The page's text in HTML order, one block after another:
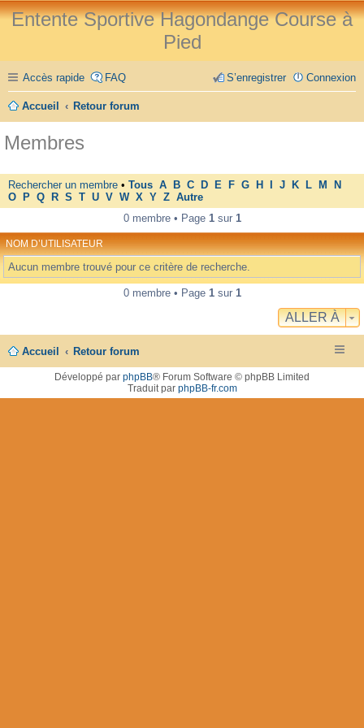
Entente Sportive Hagondange Course à
Pied
Accès rapide FAQ Connexion
S’enregistrer
Accueil Retour forum
Membres
Rechercher un membre • Tous A B C D E F G H J K L M
N
O
P Q R S T U V W X Y Z Autre
0 membre • Page 1sur 1
NOM D’UTILISATEUR
Aucun membre trouvé pour ce critère de recherche.
0 membre • Page 1sur 1
ALLER À
Accueil Retour forum
Développé par phpBB® Forum Software © phpBB Limited
Traduit par phpBB-fr.com